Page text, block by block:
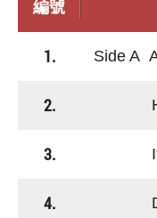
編號
1. Side A
2.
3. If I
4.